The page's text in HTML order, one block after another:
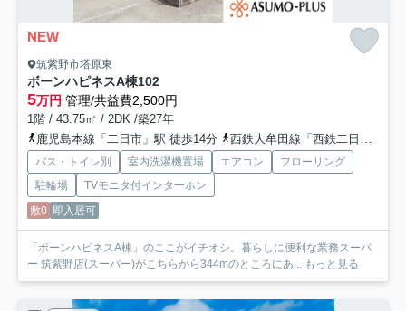
NEW
筑紫野市塔原東
ボーンハピネスA棟102
5万円 管理/共益費2,500円
1階 / 43.75㎡ / 2DK /築27年
鹿児島本線「二日市」駅 徒歩14分
西鉄大牟田線「西鉄二日市」駅 徒歩14分
バス・トイレ別 室内洗濯機置場 エアコン
フローリング
駐輪場
TVモニタ付インターホン
敷0 即入居可
「ボーンハピネスA棟」のここがイチオシ。暮らしに便利な業務スーパ
ー 筑紫野店(スーパー)がこちらから344mのところにあ... もっと見る